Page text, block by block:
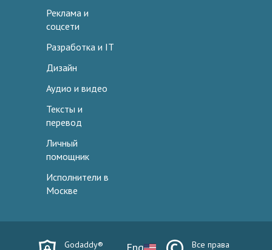
Реклама и
соцсети
Разработка и IT
Дизайн
Аудио и видео
Тексты и
перевод
Личный
помощник
Исполнители в
Москве
Godaddy®
Все права